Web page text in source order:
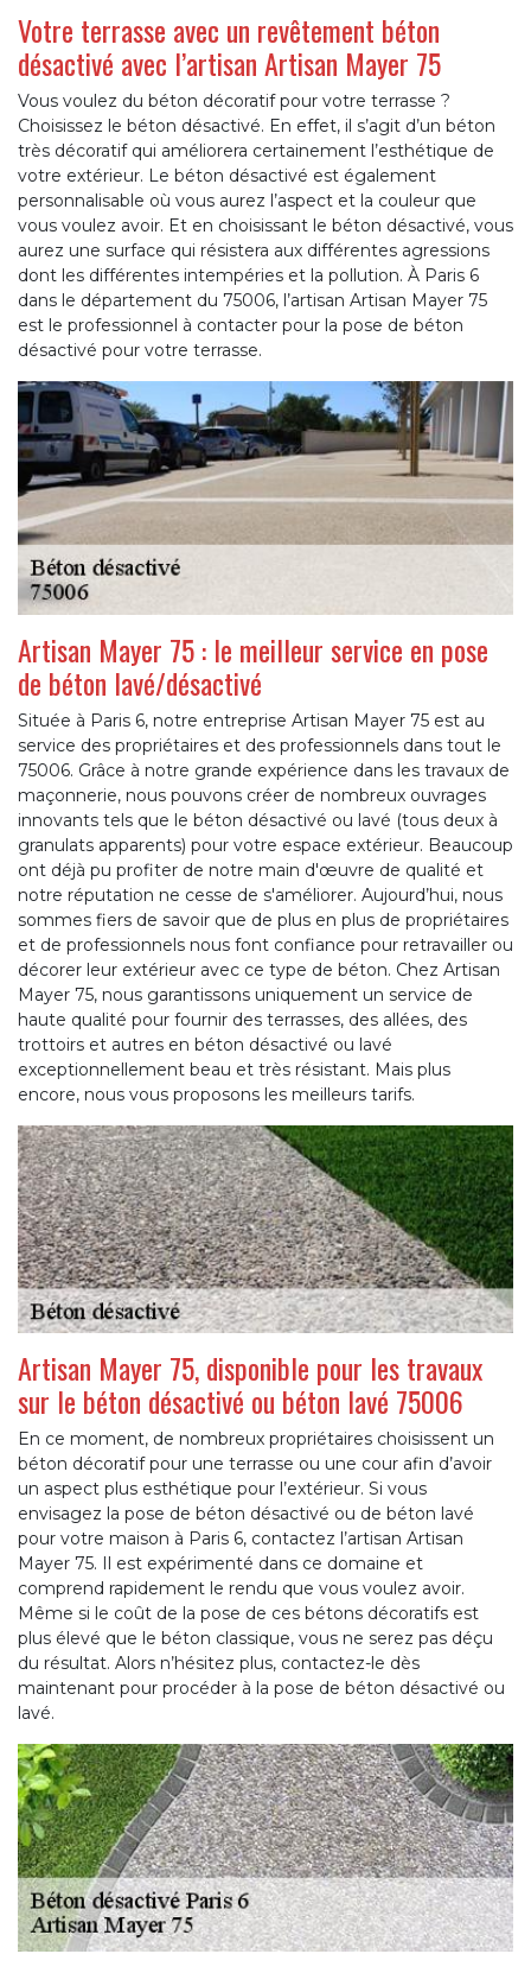
Votre terrasse avec un revêtement béton
désactivé avec l’artisan Artisan Mayer 75
Vous voulez du béton décoratif pour votre terrasse ?
Choisissez le béton désactivé. En effet, il s’agit d’un béton
très décoratif qui améliorera certainement l’esthétique de
votre extérieur. Le béton désactivé est également
personnalisable où vous aurez l’aspect et la couleur que
vous voulez avoir. Et en choisissant le béton désactivé, vous
aurez une surface qui résistera aux différentes agressions
dont les différentes intempéries et la pollution. À Paris 6
dans le département du 75006, l’artisan Artisan Mayer 75
est le professionnel à contacter pour la pose de béton
désactivé pour votre terrasse.
Artisan Mayer 75 : le meilleur service en pose
de béton lavé/désactivé
Située à Paris 6, notre entreprise Artisan Mayer 75 est au
service des propriétaires et des professionnels dans tout le
75006. Grâce à notre grande expérience dans les travaux de
maçonnerie, nous pouvons créer de nombreux ouvrages
innovants tels que le béton désactivé ou lavé (tous deux à
granulats apparents) pour votre espace extérieur. Beaucoup
ont déjà pu profiter de notre main d'œuvre de qualité et
notre réputation ne cesse de s'améliorer. Aujourd’hui, nous
sommes fiers de savoir que de plus en plus de propriétaires
et de professionnels nous font confiance pour retravailler ou
décorer leur extérieur avec ce type de béton. Chez Artisan
Mayer 75, nous garantissons uniquement un service de
haute qualité pour fournir des terrasses, des allées, des
trottoirs et autres en béton désactivé ou lavé
exceptionnellement beau et très résistant. Mais plus
encore, nous vous proposons les meilleurs tarifs.
Artisan Mayer 75, disponible pour les travaux
sur le béton désactivé ou béton lavé 75006
En ce moment, de nombreux propriétaires choisissent un
béton décoratif pour une terrasse ou une cour afin d’avoir
un aspect plus esthétique pour l’extérieur. Si vous
envisagez la pose de béton désactivé ou de béton lavé
pour votre maison à Paris 6, contactez l’artisan Artisan
Mayer 75. Il est expérimenté dans ce domaine et
comprend rapidement le rendu que vous voulez avoir.
Même si le coût de la pose de ces bétons décoratifs est
plus élevé que le béton classique, vous ne serez pas déçu
du résultat. Alors n’hésitez plus, contactez-le dès
maintenant pour procéder à la pose de béton désactivé ou
lavé.